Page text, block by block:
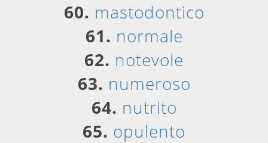
60. mastodontico
61. normale
62. notevole
63. numeroso
64. nutrito
65. opulento